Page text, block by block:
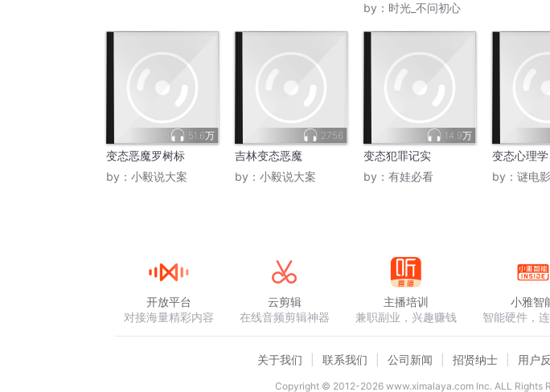
by： 时光_不问初心
51.6万
变态恶魔罗树标
by： 小毅说大案
2756
吉林变态恶魔
by： 小毅说大案
14.9万
变态犯罪记实
by： 有娃必看
变态心理学
by： 谜电影
开放平台
对接海量精彩内容
云剪辑
在线音频剪辑神器
主播培训
兼职副业，兴趣赚钱
小雅智
智能硬件，
关于我们 联系我们 公司新闻 招贤纳士 用户
Copyright © 2012-2026www.ximalaya.com lnc. ALL Rights